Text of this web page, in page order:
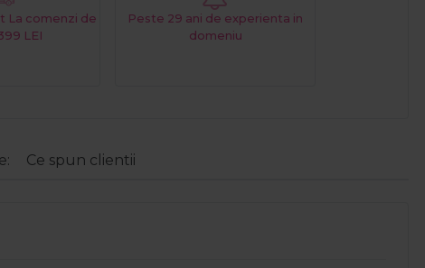
La comenzi de
LEI
Peste 29 ani de experienta in
domeniu
Ce spun clientii